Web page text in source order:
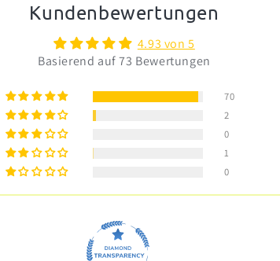
Kundenbewertungen
4.93 von 5
Basierend auf 73 Bewertungen
70
2
0
1
0